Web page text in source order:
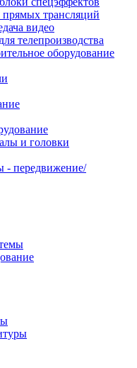
трансляций
видео
телепроизводства
оборудование
и головки
- передвижение/